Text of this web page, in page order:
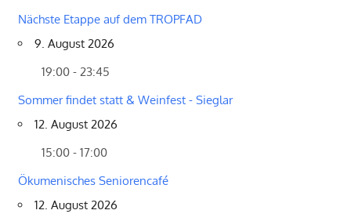
Nächste Etappe auf dem TROPFAD
9. August 2026
19:00 - 23:45
Sommer findet statt & Weinfest - Sieglar
12. August 2026
15:00 - 17:00
Ökumenisches Seniorencafé
12. August 2026